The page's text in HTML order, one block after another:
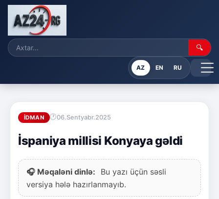
🔍
AZ EN RU
İDMAN 06.Sentyabr.2025
İspaniya millisi Konyaya gəldi
🎧 Məqaləni dinlə:
Bu yazı üçün səsli
versiya hələ hazırlanmayıb.